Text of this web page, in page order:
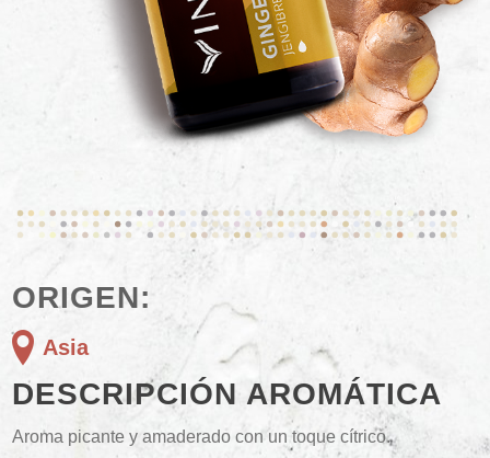
ORIGEN:
Asia
DESCRIPCIÓN AROMÁTICA
Aroma picante y amaderado con un toque cítrico.